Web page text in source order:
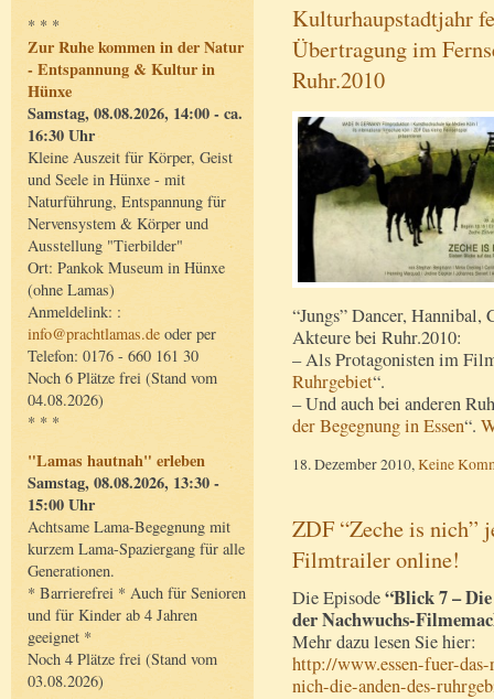
* * *
Zur Ruhe kommen in der Natur
- Entspannung & Kultur in
Hünxe
Samstag, 08.08.2026, 14:00 - ca.
16:30 Uhr
Kleine Auszeit für Körper, Geist
und Seele in Hünxe - mit
Naturführung, Entspannung für
Nervensystem & Körper und
Ausstellung "Tierbilder"
Ort: Pankok Museum in Hünxe
(ohne Lamas)
Anmeldelink: :
info@prachtlamas.de oder per
Telefon: 0176 - 660 161 30
Noch 6 Plätze frei (Stand vom
04.08.2026)
* * *
"Lamas hautnah" erleben
Samstag, 08.08.2026, 13:30 -
15:00 Uhr
Achtsame Lama-Begegnung mit
kurzem Lama-Spaziergang für alle
Generationen.
* Barrierefrei * Auch für Senioren
und für Kinder ab 4 Jahren
geeignet *
Noch 4 Plätze frei (Stand vom
03.08.2026)
Kulturhaupstadtjahr
Übertragung im
Ruhr.2010
“Jungs” Dancer,
Akteure bei Ruhr.2010:
– Als Protagonisten im
Ruhrgebiet“.
– Und auch bei anderen
der Begegnung in Essen“.
18. Dezember 2010,Keine
ZDF “Zeche is nich”
Filmtrailer online!
Die Episode“Blick 7 –
der Nachwuchs-
Mehr dazu lesen Sie hier:
http://www.essen-fuer-
nich-die-anden-des-